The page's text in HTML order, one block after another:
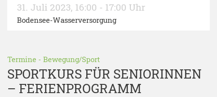
31. Juli 2023, 16:00 - 17:00 Uhr
Bodensee-Wasserversorgung
Termine - Bewegung/Sport
SPORTKURS FÜR SENIORINNEN
– FERIENPROGRAMM